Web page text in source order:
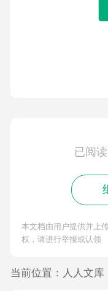
已阅
本文档由用户提供并上
权，请进行举报或认领
当前位置： 人人文库